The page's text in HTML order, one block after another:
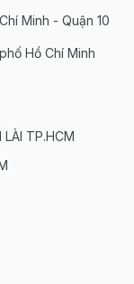
Minh - Quận 10
Hồ Chí Minh
TP.HCM